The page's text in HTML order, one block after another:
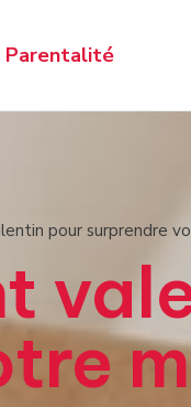
Parentalité
pour surprendre